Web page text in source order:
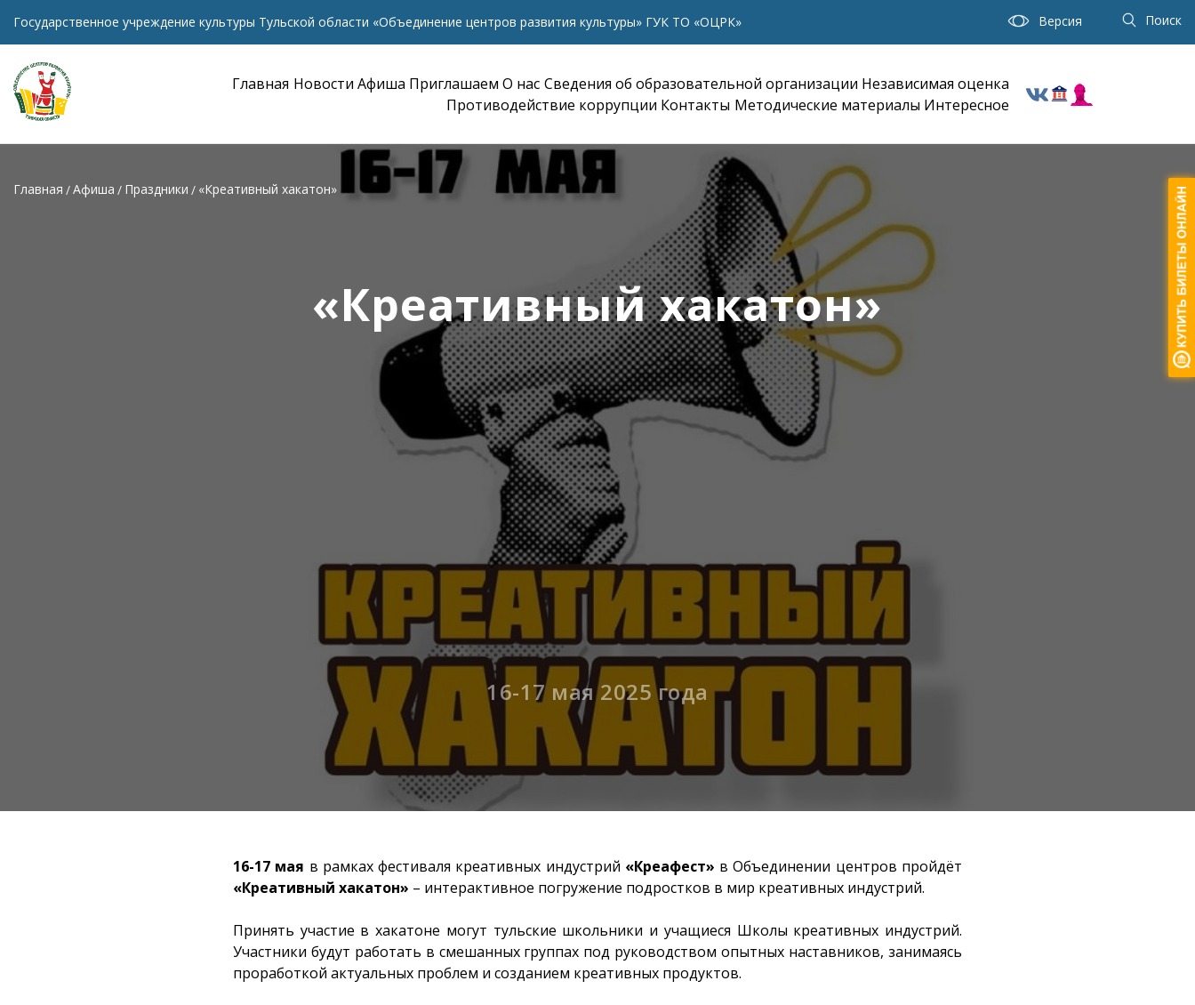
Государственное учреждение культуры Тульской области «Объединение центров развития культуры» ГУК ТО «ОЦРК» Версия Поиск
Главная Новости Афиша Приглашаем О нас Сведения об образовательной организации Независимая оценка
Противодействие коррупции Контакты Методические материалы Интересное
Главная Афиша Праздники «Креативный хакатон»
16-17 мая 2025 года
«Креативный хакатон»
16-17 мая в рамках фестиваля креативных индустрий «Креафест» в Объединении центров пройдёт
«Креативный хакатон» – интерактивное погружение подростков в мир креативных индустрий.
Принять участие в хакатоне могут тульские школьники и учащиеся Школы креативных индустрий.
Участники будут работать в смешанных группах под руководством опытных наставников, занимаясь
проработкой актуальных проблем и созданием креативных продуктов.